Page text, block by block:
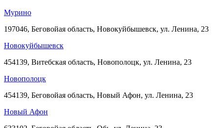
Мурино
197046, Беговойая область, Новокуйбышевск, ул. Ленина, 23
Новокуйбышевск
454139, Витебская область, Новополоцк, ул. Ленина, 23
Новополоцк
454139, Беговойая область, Новый Афон, ул. Ленина, 23
Новый Афон